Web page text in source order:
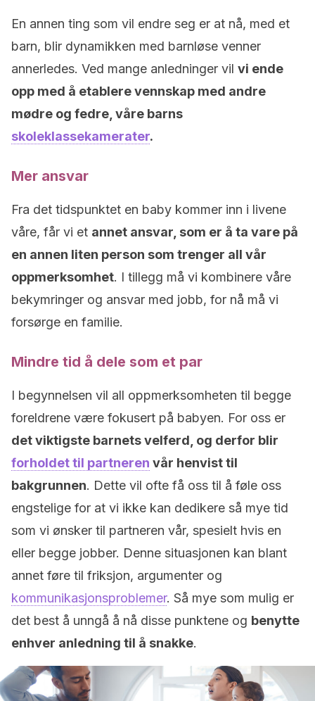
En annen ting som vil endre seg er at nå, med et
barn, blir dynamikken med barnløse venner
annerledes. Ved mange anledninger vil vi ende
opp med å etablere vennskap med andre
mødre og fedre, våre barns
skoleklassekamerater.
Mer ansvar
Fra det tidspunktet en baby kommer inn i livene
våre, får vi et annet ansvar, som er å ta vare på
en annen liten person som trenger all vår
oppmerksomhet. I tillegg må vi kombinere våre
bekymringer og ansvar med jobb, for nå må vi
forsørge en familie.
Mindre tid å dele som et par
I begynnelsen vil all oppmerksomheten til begge
foreldrene være fokusert på babyen. For oss er
det viktigste barnets velferd, og derfor blir
forholdet til partneren vår henvist til
bakgrunnen. Dette vil ofte få oss til å føle oss
engstelige for at vi ikke kan dedikere så mye tid
som vi ønsker til partneren vår, spesielt hvis en
eller begge jobber. Denne situasjonen kan blant
annet føre til friksjon, argumenter og
kommunikasjonsproblemer. Så mye som mulig er
det best å unngå å nå disse punktene og benytte
enhver anledning til å snakke.